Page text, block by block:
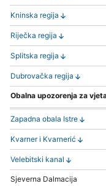
Kninska regija
Riječka regija
Splitska regija
Dubrovačka regija
Obalna upozorenja za
Zapadna obala Istre
Kvarner i Kvarnerić
Velebitski kanal
Sjeverna Dalmacija